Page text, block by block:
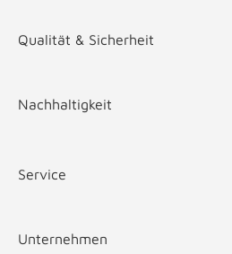
Qualität & Sicherheit
Nachhaltigkeit
Service
Unternehmen